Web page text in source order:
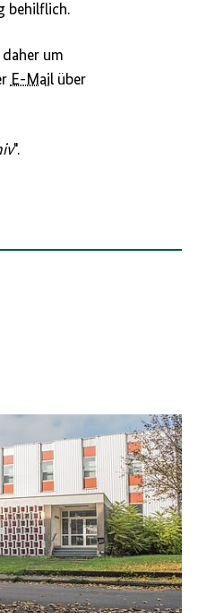
behilflich.
um
E-Mailüber
".